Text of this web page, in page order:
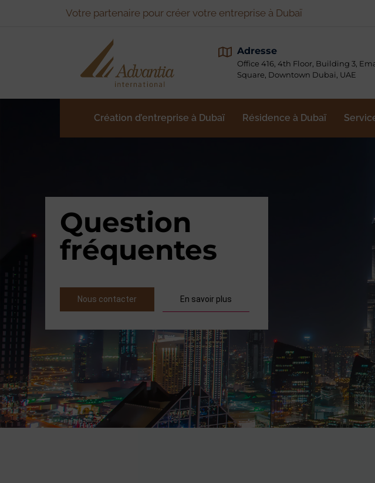
Votre partenaire pour créer votre entreprise à Dubaï
Adresse
Office 416, 4th Floor, Building 3,
Square, Downtown Dubai, UAE
Création d’entreprise à Dubaï Résidence à Dubaï
Question
fréquentes
Nous contacter En savoir plus